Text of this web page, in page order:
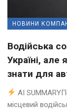
НОВИНИ
Водійська
Україні, але
знати для
AI
місцевий